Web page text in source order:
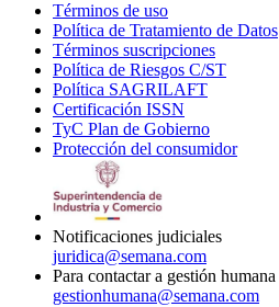
Términos de uso
in
new
window
Política de Tratamiento de Datos
Términos suscripciones
in
Política de Riesgos C/ST
Política SAGRILAFT
new
window
Certificación ISSN
in
new
TyC Plan de Gobierno
in
Protección del consumidorOpens
Notificaciones judiciales
juridica@semana.com
Para contactar a gestión humana
gestionhumana@semana.com